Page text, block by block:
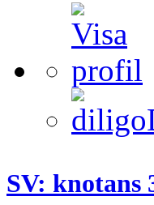
SV: knotans